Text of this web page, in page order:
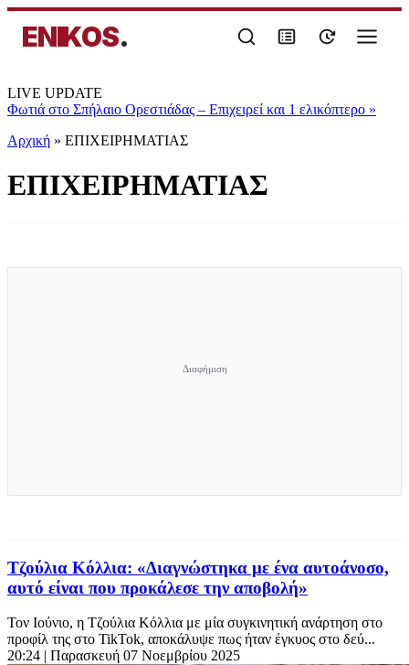
ENIKOS.
LIVE UPDATE
Φωτιά στο Σπήλαιο Ορεστιάδας – Επιχειρεί και 1 ελικόπτερο »
Αρχική » ΕΠΙΧΕΙΡΗΜΑΤΙΑΣ
ΕΠΙΧΕΙΡΗΜΑΤΙΑΣ
Τζούλια Κόλλια: «Διαγνώστηκα με ένα αυτοάνοσο,
αυτό είναι που προκάλεσε την αποβολή»
Τον Ιούνιο, η Τζούλια Κόλλια με μία συγκινητική ανάρτηση στο
προφίλ της στο TikTok, αποκάλυψε πως ήταν έγκυος στο δεύ...
20:24 | Παρασκευή 07 Νοεμβρίου 2025